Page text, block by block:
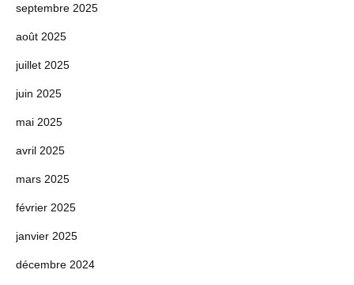
septembre 2025
août 2025
juillet 2025
juin 2025
mai 2025
avril 2025
mars 2025
février 2025
janvier 2025
décembre 2024